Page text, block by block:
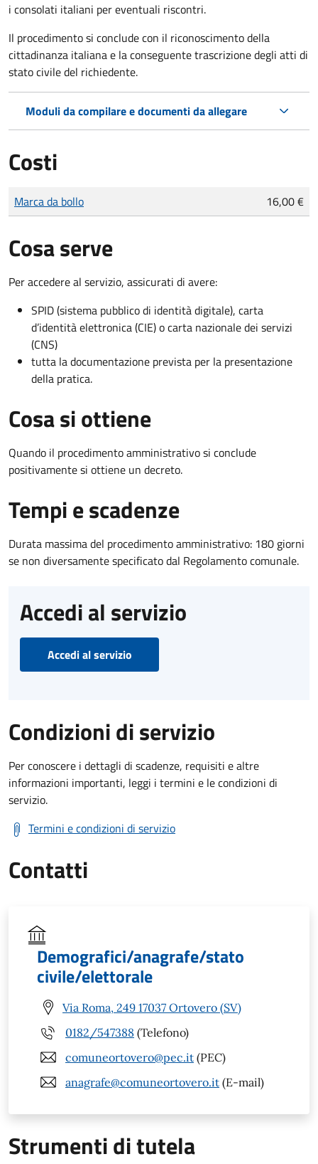
i consolati italiani per eventuali riscontri.
Il procedimento si conclude con il riconoscimento della
cittadinanza italiana e la conseguente trascrizione degli atti di
stato civile del richiedente.
Moduli da compilare e documenti da allegare
Costi
Tipo di pagamento
Importo
Marca da bollo 16,00 €
Cosa serve
Per accedere al servizio, assicurati di avere:
SPID (sistema pubblico di identità digitale), carta
d’identità elettronica (CIE) o carta nazionale dei servizi
(CNS)
tutta la documentazione prevista per la presentazione
della pratica.
Cosa si ottiene
Quando il procedimento amministrativo si conclude
positivamente si ottiene un decreto.
Tempi e scadenze
Durata massima del procedimento amministrativo: 180 giorni
se non diversamente specificato dal Regolamento comunale.
Accedi al servizio
Accedi al servizio
Condizioni di servizio
Per conoscere i dettagli di scadenze, requisiti e altre
informazioni importanti, leggi i termini e le condizioni di
servizio.
Termini e condizioni di servizio
Contatti
Demografici/anagrafe/stato
civile/elettorale
Via Roma, 249 17037 Ortovero (SV)
0182/547388 (Telefono)
comuneortovero@pec.it (PEC)
anagrafe@comuneortovero.it (E-mail)
Strumenti di tutela